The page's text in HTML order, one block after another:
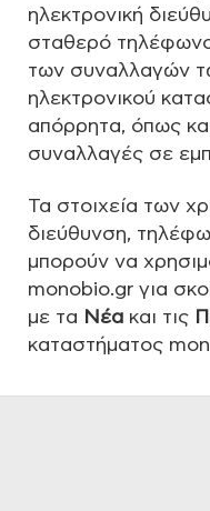
ηλεκτρονική
σταθερό
των συναλλαγών
ηλεκτρονικού
απόρρητα, όπως
συναλλαγές σε
Τα στοιχεία των
διεύθυνση,
μπορούν να
monobio.gr για
με τα Νέα και τις
καταστήματος